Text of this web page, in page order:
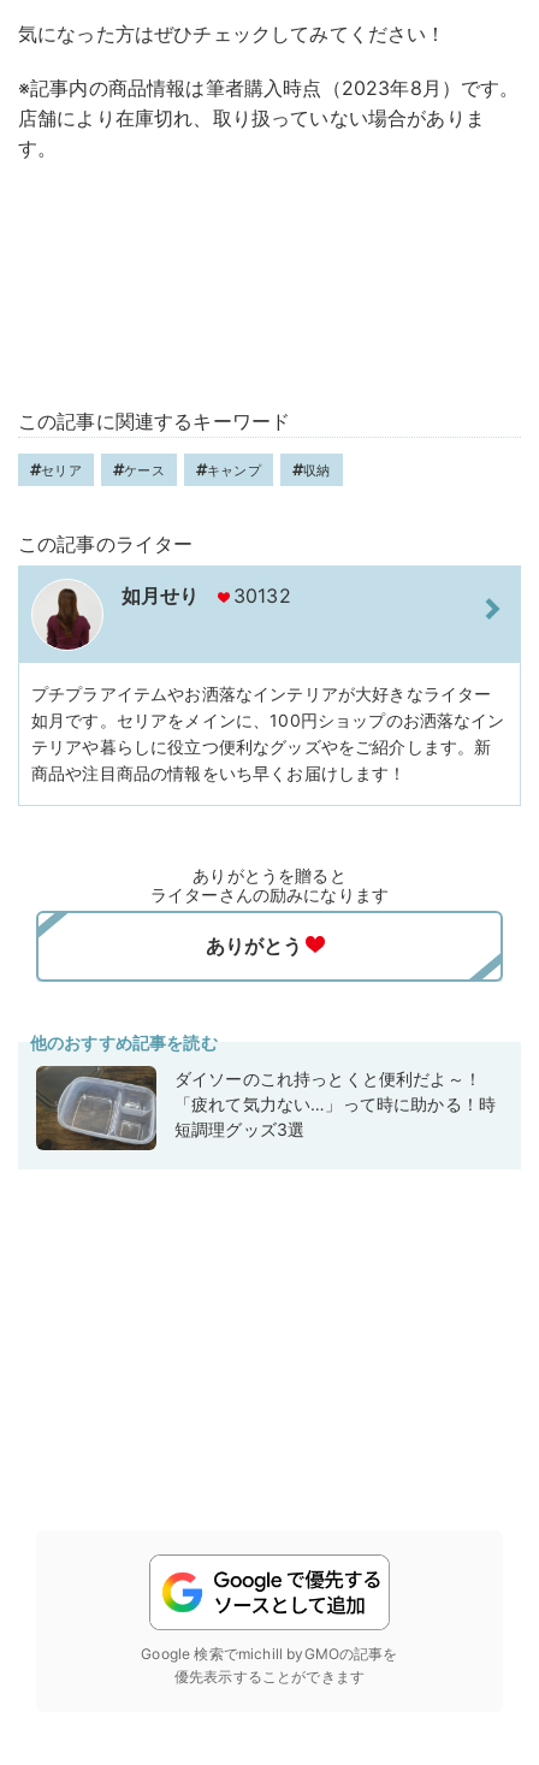
気になった方はぜひチェックしてみてください！
※記事内の商品情報は筆者購入時点（2023年8月）です。
店舗により在庫切れ、取り扱っていない場合がありま
す。
この記事に関連するキーワード
セリア ケース キャンプ 収納
この記事のライター
如月せり 30132
プチプラアイテムやお洒落なインテリアが大好きなライター
如月です。セリアをメインに、100円ショップのお洒落なイン
テリアや暮らしに役立つ便利なグッズやをご紹介します。新
商品や注目商品の情報をいち早くお届けします！
ありがとうを贈ると
ライターさんの励みになります
他のおすすめ記事を読む
ダイソーのこれ持っとくと便利だよ～！
「疲れて気力ない…」って時に助かる！時
短調理グッズ3選
Google 検索でmichill byGMOの記事を
優先表示することができます